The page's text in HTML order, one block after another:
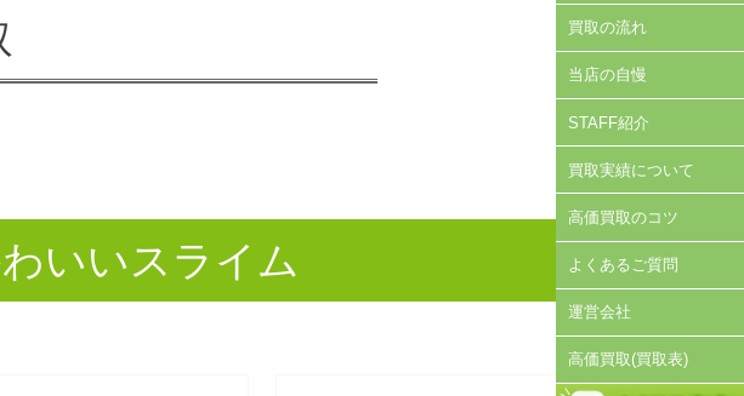
いいスライム
買取の流れ
当店の自慢
STAFF紹介
買取実績について
高価買取のコツ
よくあるご質問
運営会社
高価買取(買取表)